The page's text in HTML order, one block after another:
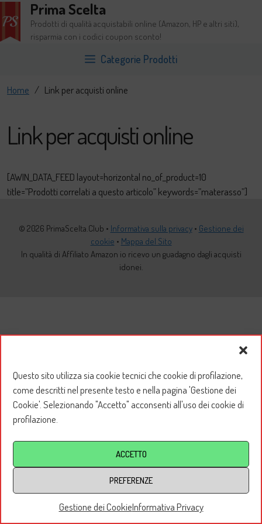
Questo sito utilizza sia cookie tecnici che cookie di profilazione,
come descritti nel presente testo e nella pagina 'Gestione dei
Cookie'. Selezionando "Accetto" acconsenti all'uso dei cookie di
profilazione.
ACCETTO
PREFERENZE
Gestione dei CookieInformativa Privacy
al
contenuto
Prima Scelta
Prodotti di qualità acquistabili online (Amazon, HP e altri siti),
risparmia con i codici coupon sconto!
Categorie Prodotti
Home / Link per acquisti online
Link per acquisti online
[AWIN_DATA_FEED layout=horizontal no_of_product=10
title=”Prodotti correlati a questo articolo” keywords=”materasso”]
© 2026 PrimaScelta.Club • Informativa sulla privacy• Gestione dei
cookie • Mappa del Sito
In qualità di Affiliato Amazon io ricevo un guadagno dagli acquisti
idonei.